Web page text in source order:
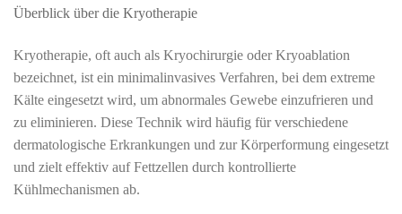
Überblick über die Kryotherapie
Kryotherapie, oft auch als Kryochirurgie oder Kryoablation
bezeichnet, ist ein minimalinvasives Verfahren, bei dem extreme
Kälte eingesetzt wird, um abnormales Gewebe einzufrieren und
zu eliminieren. Diese Technik wird häufig für verschiedene
dermatologische Erkrankungen und zur Körperformung eingesetzt
und zielt effektiv auf Fettzellen durch kontrollierte
Kühlmechanismen ab.